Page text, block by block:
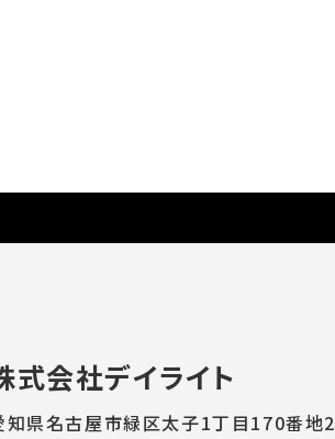
式会社デイライト
知県名古屋市緑区太子1丁目170番地2